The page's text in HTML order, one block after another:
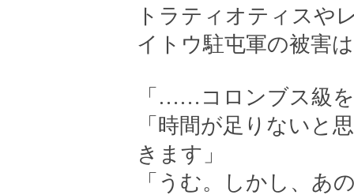
トラティオティスや
イトウ駐屯軍の被害
「……コロンブス級
「時間が足りない
きます」
「うむ。しかし、あ